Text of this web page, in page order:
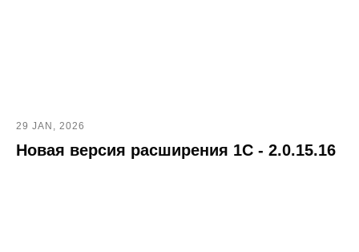
29 JAN, 2026
Новая версия расширения 1С - 2.0.15.16